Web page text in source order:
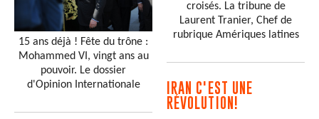
15 ans déjà ! Fête du trône :
Mohammed VI, vingt ans au
pouvoir. Le dossier
d'Opinion Internationale
croisés. La tribune de
Laurent Tranier, Chef de
rubrique Amériques latines
IRAN C'EST UNE
RÉVOLUTION!